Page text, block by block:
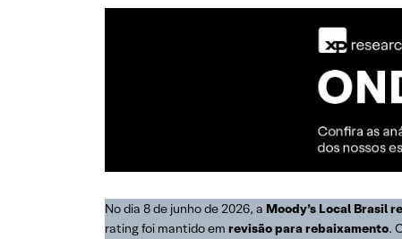
No dia 8 de junho de 2026, a Moody’s Local Brasil
rating foi mantido em revisão para rebaixamento.